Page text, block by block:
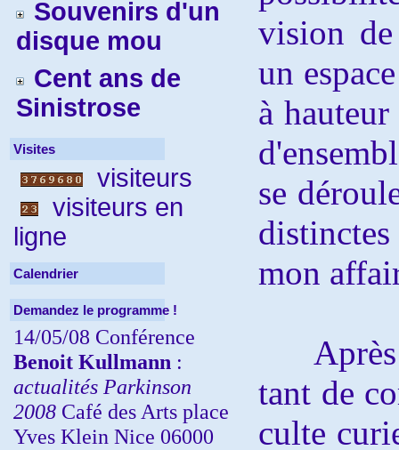
Souvenirs d'un
disque mou
Cent ans de
Sinistrose
Visites
visiteurs
visiteurs en
ligne
Calendrier
Demandez le programme !
14/05/08 Conférence
Benoit Kullmann :
actualités Parkinson
2008 Café des Arts place
Yves Klein Nice 06000
vision de
un
à
se
mon
Après
tant de
culte